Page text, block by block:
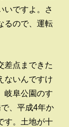
いですよ。さ
るので、運転
差点まできた
ないんですけ
岐阜公園のす
、平成4年か
す。土地が十